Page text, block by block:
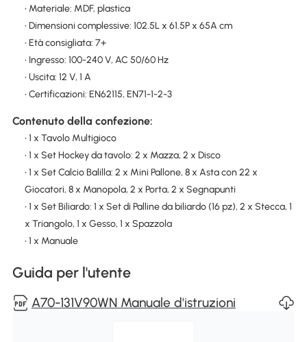
• Materiale: MDF, plastica
• Dimensioni complessive: 102.5L x 61.5P x 65A cm
• Età consigliata: 7+
• Ingresso: 100-240 V, AC 50/60 Hz
• Uscita: 12 V, 1 A
• Certificazioni: EN62115, EN71-1-2-3
Contenuto della confezione:
• 1 x Tavolo Multigioco
• 1 x Set Hockey da tavolo: 2 x Mazza, 2 x Disco
• 1 x Set Calcio Balilla: 2 x Mini Pallone, 8 x Asta con 22 x
Giocatori, 8 x Manopola, 2 x Porta, 2 x Segnapunti
• 1 x Set Biliardo: 1 x Set di Palline da biliardo (16 pz), 2 x Stecca, 1
x Triangolo, 1 x Gesso, 1 x Spazzola
• 1 x Manuale
Guida per l'utente
A70-131V90WN Manuale d'istruzioni